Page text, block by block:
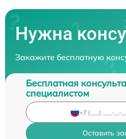
Нужна
Закажите бесплатную
Бесплатная
специалистом
Оставить